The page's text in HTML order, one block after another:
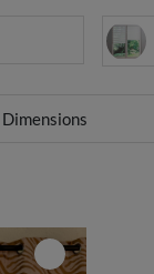
Dimensions